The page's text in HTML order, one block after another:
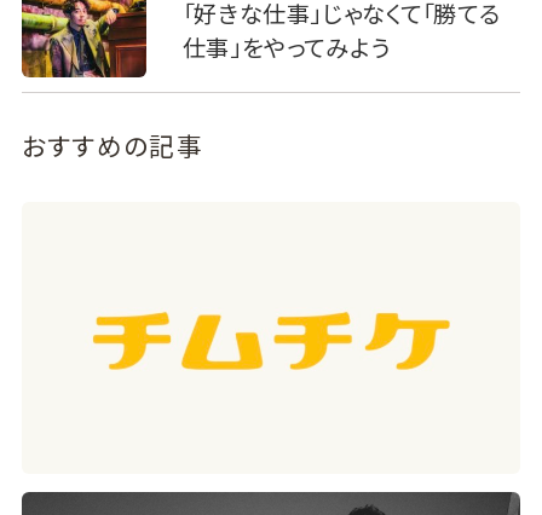
「好きな仕事」じゃなくて「勝てる
仕事」をやってみよう
おすすめの記事